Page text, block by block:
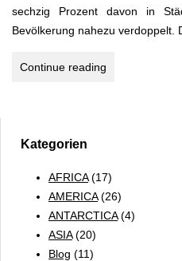
sechzig Prozent davon in
Bevölkerung nahezu verdoppelt.
Continue reading
Kategorien
AFRICA(17)
AMERICA(26)
ANTARCTICA(4)
ASIA(20)
Blog (11)